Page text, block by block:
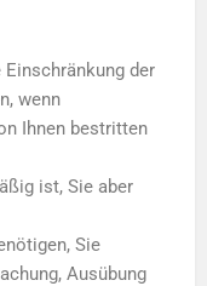
Einschränkung der
wenn
Ihnen bestritten
ist, Sie aber
Sie
Ausübung